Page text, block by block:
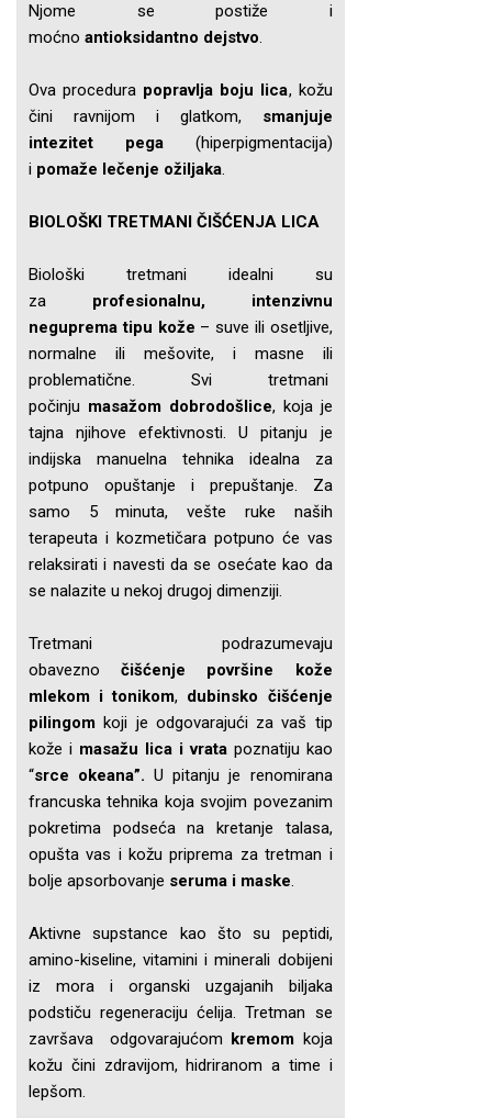
Njome se postiže i
moćno antioksidantno dejstvo.
Ova procedura popravlja boju lica, kožu
čini ravnijom i glatkom, smanjuje
intezitet pega (hiperpigmentacija)
i pomaže lečenje ožiljaka.
BIOLOŠKI TRETMANI ČIŠĆENJA LICA
Biološki tretmani idealni su
za profesionalnu, intenzivnu
neguprema tipu kože – suve ili osetljive,
normalne ili mešovite, i masne ili
problematične. Svi tretmani
počinju masažom dobrodošlice, koja je
tajna njihove efektivnosti. U pitanju je
indijska manuelna tehnika idealna za
potpuno opuštanje i prepuštanje. Za
samo 5 minuta, vešte ruke naših
terapeuta i kozmetičara potpuno će vas
relaksirati i navesti da se osećate kao da
se nalazite u nekoj drugoj dimenziji.
Tretmani podrazumevaju
obaveznočišćenje površine kože
mlekom i tonikom, dubinsko čišćenje
pilingom koji je odgovarajući za vaš tip
kože i masažu lica i vratapoznatiju kao
“srce okeana”.U pitanju je renomirana
francuska tehnika koja svojim povezanim
pokretima podseća na kretanje talasa,
opušta vas i kožu priprema za tretman i
bolje apsorbovanje seruma i maske.
Aktivne supstance kao što su peptidi,
amino-kiseline, vitamini i minerali dobijeni
iz mora i organski uzgajanih biljaka
podstiču regeneraciju ćelija. Tretman se
završava odgovarajućom kremom koja
kožu čini zdravijom, hidriranom a time i
lepšom.